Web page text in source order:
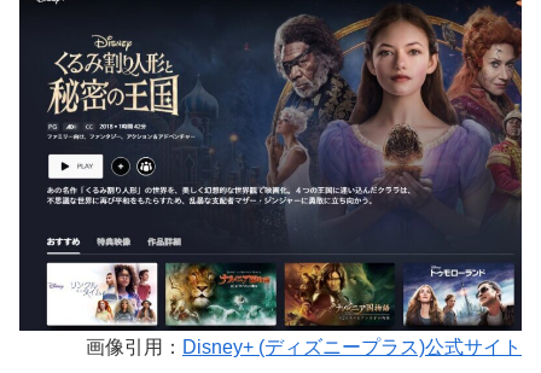
画像引用： Disney+ (ディズニープラス)公式サイト